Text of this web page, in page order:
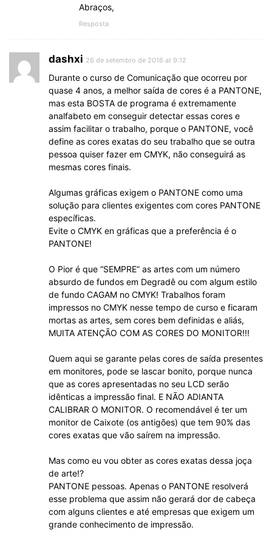
Abraços,
Resposta
dashxi 26 de setembro de 2016 at 9:12
Durante o curso de Comunicação que ocorreu por
quase 4 anos, a melhor saída de cores é a PANTONE,
mas esta BOSTA de programa é extremamente
analfabeto em conseguir detectar essas cores e
assim facilitar o trabalho, porque o PANTONE, você
define as cores exatas do seu trabalho que se outra
pessoa quiser fazer em CMYK, não conseguirá as
mesmas cores finais.
Algumas gráficas exigem o PANTONE como uma
solução para clientes exigentes com cores PANTONE
específicas.
Evite o CMYK en gráficas que a preferência é o
PANTONE!
O Pior é que “SEMPRE” as artes com um número
absurdo de fundos em Degradê ou com algum estilo
de fundo CAGAM no CMYK! Trabalhos foram
impressos no CMYK nesse tempo de curso e ficaram
mortas as artes, sem cores bem definidas e aliás,
MUITA ATENÇÃO COM AS CORES DO MONITOR!!!
Quem aqui se garante pelas cores de saída presentes
em monitores, pode se lascar bonito, porque nunca
que as cores apresentadas no seu LCD serão
idênticas a impressão final. E NÃO ADIANTA
CALIBRAR O MONITOR. O recomendável é ter um
monitor de Caixote (os antigões) que tem 90% das
cores exatas que vão saírem na impressão.
Mas como eu vou obter as cores exatas dessa joça
de arte!?
PANTONE pessoas. Apenas o PANTONE resolverá
esse problema que assim não gerará dor de cabeça
com alguns clientes e até empresas que exigem um
grande conhecimento de impressão.